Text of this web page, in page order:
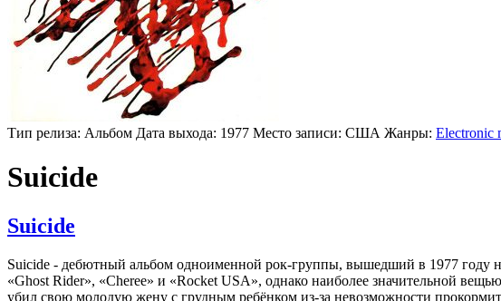
Тип релиза: Альбом Дата выхода: 1977 Место записи: США Жанры: Electronic
Suicide
Suicide
Suicide - дебютный альбом одноименной рок-группы, вышедший в 1977 году
«Ghost Rider», «Cheree» и «Rocket USA», однако наиболее значительной
убил свою молодую жену с грудным ребёнком из-за невозможности